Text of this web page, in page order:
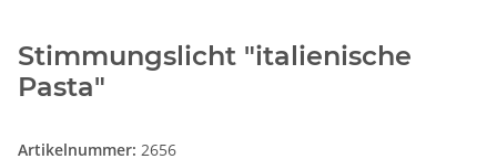
Stimmungslicht "italienische
Pasta"
Artikelnummer: 2656